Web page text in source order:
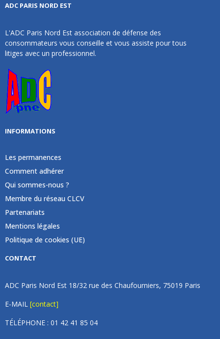
ADC PARIS NORD EST
L'ADC Paris Nord Est association de défense des
consommateurs vous conseille et vous assiste pour tous
litiges avec un professionnel.
INFORMATIONS
Les permanences
Comment adhérer
Qui sommes-nous ?
Membre du réseau CLCV
Partenariats
Mentions légales
Politique de cookies (UE)
CONTACT
ADC Paris Nord Est 18/32 rue des Chaufourniers, 75019 Paris
E-MAIL [contact]
TÉLÉPHONE : 01 42 41 85 04